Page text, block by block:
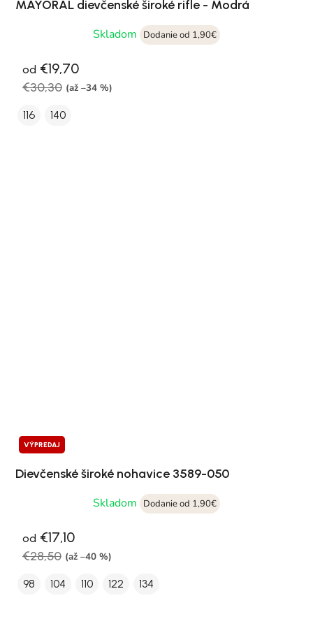
MAYORAL dievčenské široké rifle - Modrá
Skladom
Dodanie od 1,90€
od €19,70
€30,30 (až –34 %)
116 140
VÝPREDAJ
Dievčenské široké nohavice 3589-050
Skladom
Dodanie od 1,90€
od €17,10
€28,50 (až –40 %)
98 104 110 122 134